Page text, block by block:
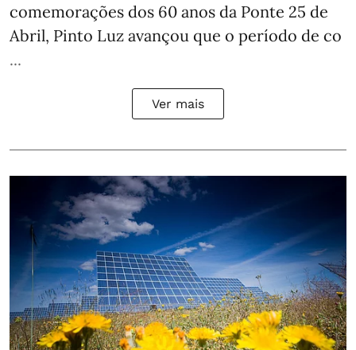
comemorações dos 60 anos da Ponte 25 de
Abril, Pinto Luz avançou que o período de co
...
Ver mais